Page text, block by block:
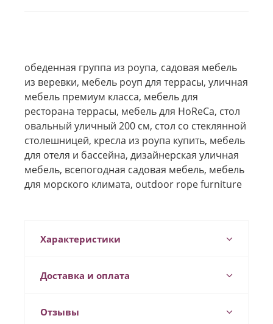
обеденная группа из роупа, садовая мебель
из веревки, мебель роуп для террасы, уличная
мебель премиум класса, мебель для
ресторана террасы, мебель для HoReCa, стол
овальный уличный 200 см, стол со стеклянной
столешницей, кресла из роупа купить, мебель
для отеля и бассейна, дизайнерская уличная
мебель, всепогодная садовая мебель, мебель
для морского климата, outdoor rope furniture
Характеристики
Доставка и оплата
Отзывы